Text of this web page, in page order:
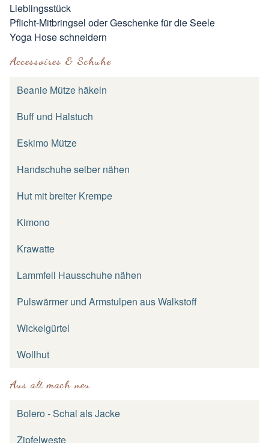
Lieblingsstück
Pflicht-Mitbringsel oder Geschenke für die Seele
Yoga Hose schneidern
Accessoires & Schuhe
Beanie Mütze häkeln
Buff und Halstuch
Eskimo Mütze
Handschuhe selber nähen
Hut mit breiter Krempe
Kimono
Krawatte
Lammfell Hausschuhe nähen
Pulswärmer und Armstulpen aus Walkstoff
Wickelgürtel
Wollhut
Aus alt mach neu
Bolero - Schal als Jacke
Zipfelweste